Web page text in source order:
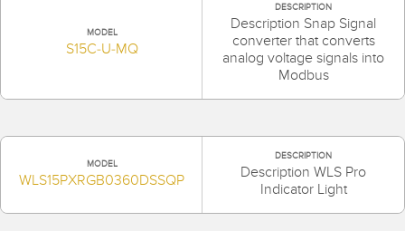
MODEL
S15C-U-MQ
DESCRIPTION
Description Snap Signal
converter that converts
analog voltage signals into
Modbus
MODEL
WLS15PXRGB0360DSSQP
DESCRIPTION
Description WLS Pro
Indicator Light